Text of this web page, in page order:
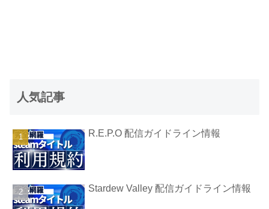
人気記事
R.E.P.O 配信ガイドライン情報
Stardew Valley 配信ガイドライン情報